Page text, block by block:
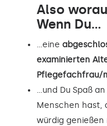
Also
Wenn Du...
…eine
examinierten
Pflegefachfrau/
…und Du Spaß
Menschen hast,
würdig